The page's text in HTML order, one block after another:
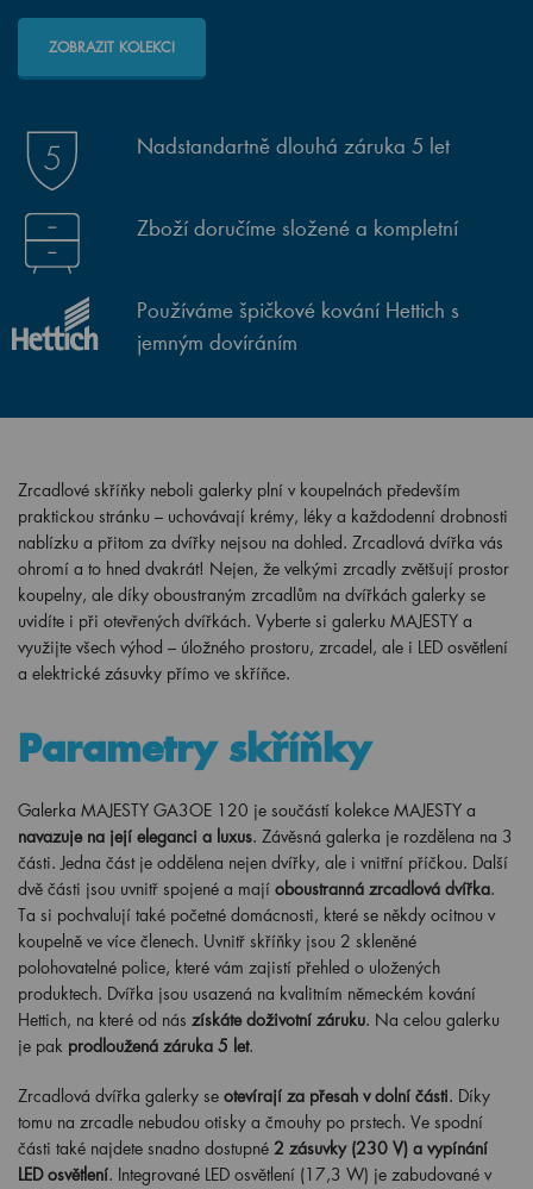
ZOBRAZIT KOLEKCI
Nadstandartně dlouhá záruka 5 let
Zboží doručíme složené a kompletní
Používáme špičkové kování Hettich s
jemným dovíráním
Zrcadlové skříňky neboli galerky plní v koupelnách především
praktickou stránku – uchovávají krémy, léky a každodenní drobnosti
nablízku a přitom za dvířky nejsou na dohled. Zrcadlová dvířka vás
ohromí a to hned dvakrát! Nejen, že velkými zrcadly zvětšují prostor
koupelny, ale díky oboustraným zrcadlům na dvířkách galerky se
uvidíte i při otevřených dvířkách. Vyberte si galerku MAJESTY a
využijte všech výhod – úložného prostoru, zrcadel, ale i LED osvětlení
a elektrické zásuvky přímo ve skříňce.
Parametry skříňky
Galerka MAJESTY GA3OE 120 je součástí kolekce MAJESTY a
navazuje na její eleganci a luxus. Závěsná galerka je rozdělena na 3
části. Jedna část je oddělena nejen dvířky, ale i vnitřní příčkou. Další
dvě části jsou uvnitř spojené a mají oboustranná zrcadlová dvířka.
Ta si pochvalují také početné domácnosti, které se někdy ocitnou v
koupelně ve více členech. Uvnitř skříňky jsou 2 skleněné
polohovatelné police, které vám zajistí přehled o uložených
produktech. Dvířka jsou usazená na kvalitním německém kování
Hettich, na které od nás získáte doživotní záruku. Na celou galerku
je pak prodloužená záruka 5 let.
Zrcadlová dvířka galerky se otevírají za přesah v dolní části. Díky
tomu na zrcadle nebudou otisky a čmouhy po prstech. Ve spodní
části také najdete snadno dostupné 2 zásuvky (230 V) a vypínání
LED osvětlení. Integrované LED osvětlení (17,3 W) je zabudované v